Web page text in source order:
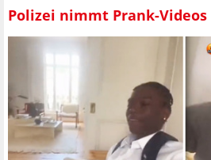
Polizei nimmt Prank-